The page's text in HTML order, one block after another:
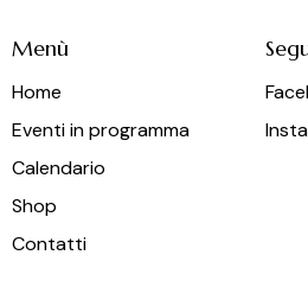
Menù
Home
Eventi in programma
Calendario
Shop
Contatti